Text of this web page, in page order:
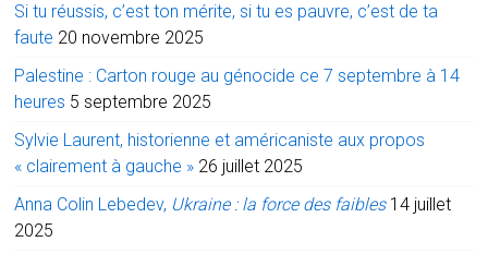
Si tu réussis, c’est ton mérite, si tu es pauvre, c’est de ta
faute 20 novembre 2025
Palestine : Carton rouge au génocide ce 7 septembre à 14
heures 5 septembre 2025
Sylvie Laurent, historienne et américaniste aux propos
« clairement à gauche » 26 juillet 2025
Anna Colin Lebedev, Ukraine : la force des faibles 14 juillet
2025